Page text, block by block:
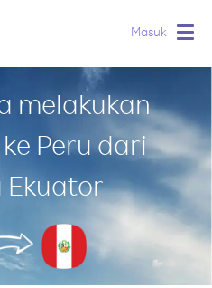
Masuk
melakukan
Peru dari
Ekuator